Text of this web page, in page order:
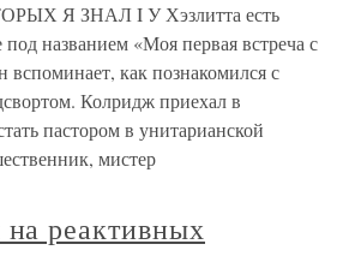
Я ЗНАЛ I У Хэзлитта есть
под названием «Моя первая встреча с
как познакомился с
Колридж приехал в
пастором в унитарианской
мистер
реактивных